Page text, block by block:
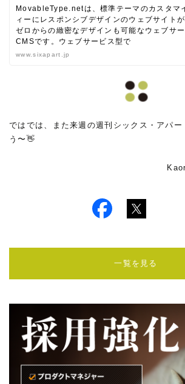
MovableType.netは、標準テーマのカスタマ
ィーにレスポンシブデザインのウェブサイト
ゼロからの緻密なデザインも可能なウェブサ
CMSです。ウェブサービス型で
www.sixapart.jp
ではでは、また来週の週刊シックス・アパー
う〜👋
一覧を見る